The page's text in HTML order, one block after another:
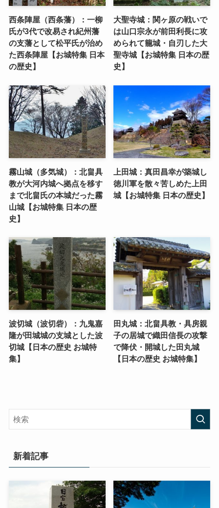
西条陣屋（西条藩）：一柳
氏が3代で改易され紀州藩
の支藩として松平氏が治め
た西条陣屋【お城特集 日本
の歴史】
大聖寺城：関ヶ原の戦いで
は山口宗永が前田利長に攻
められて籠城・自刃した大
聖寺城【お城特集 日本の歴
史】
霧山城（多気城）：北畠具
教が大河内城へ拠点を移す
まで北畠氏の本城だった霧
山城【お城特集 日本の歴
史】
上田城：真田昌幸が築城し
徳川軍を散々苦しめた上田
城【お城特集 日本の歴史】
波切城（波切砦）：九鬼嘉
隆が田城城の支城とした波
切城【日本の歴史 お城特
集】
田丸城：北畠具教・具房親
子の居城で織田信長の攻撃
で降伏・開城した田丸城
【日本の歴史 お城特集】
新着記事